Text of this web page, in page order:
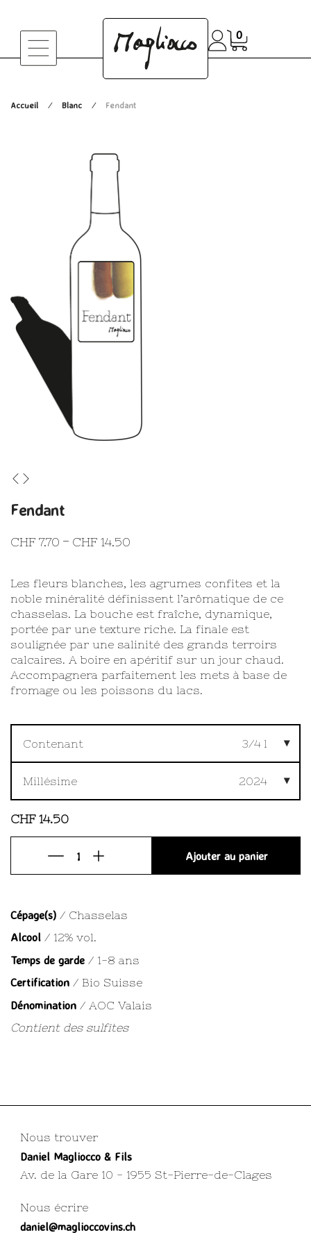
0
Accueil / Blanc / Fendant
Les fleurs blanches, les agrumes confites et la
noble minéralité définissent l’arômatique de ce
chasselas. La bouche est fraîche, dynamique,
portée par une texture riche. La finale est
soulignée par une salinité des grands terroirs
calcaires. A boire en apéritif sur un jour chaud.
Accompagnera parfaitement les mets à base de
fromage ou les poissons du lacs.
Fendant
CHF 7.70 – CHF 14.50
Plage
CHF 7.70
à
CHF 14.50
Contenant 3/4 l
Millésime 2024
CHF14.50
Ajouter au panier
Cépage(s) / Chasselas
Alcool / 12% vol.
Temps de garde / 1-8 ans
Certification / Bio Suisse
Dénomination / AOC Valais
Contient des sulfites
Nous trouver
Daniel Magliocco & Fils
Av. de la Gare 10 - 1955 St-Pierre-de-Clages
Nous écrire
daniel@maglioccovins.ch